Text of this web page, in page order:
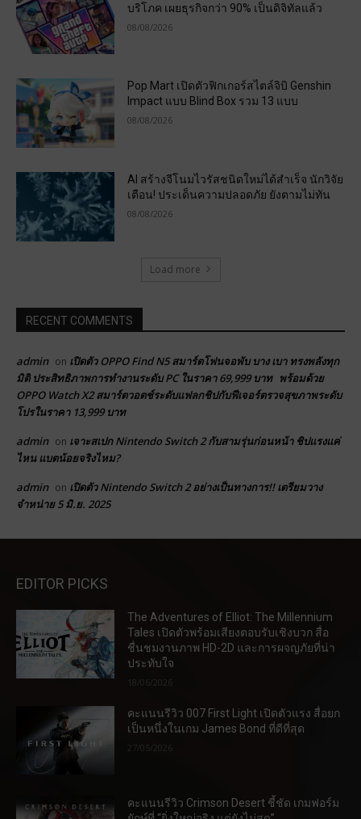
บริโภค เผยธุรกิจกว่า 90% เป็นดิจิทัลแล้ว
08/08/2026
Pop Mart เปิดตัวฟิกเกอร์สไตล์จิบิ Genshin
Impact แบบ Blind Box รวม 13 แบบ
08/08/2026
AI สร้างจีโนมไวรัสชนิดใหม่ได้สำเร็จ นักวิจัย
เตือน! ประเด็นความปลอดภัย ยังตามไม่ทัน
08/08/2026
Load more
RECENT COMMENTS
admin on เปิดตัว OPPO Find N5 สมาร์ตโฟนจอพับ บาง เบา ทรงพลังทุก
มิติ ประสิทธิภาพการทำงานระดับ PC ในราคา 69,999 บาท พร้อมด้วย
OPPO Watch X2 สมาร์ตวอตช์ระดับแฟลกชิปกับฟีเจอร์ตรวจสุขภาพระดับ
โปรในราคา 13,999 บาท
admin on เจาะสเปก Nintendo Switch 2 กับสามรุ่นก่อนหน้า ชิปแรงแค่
ไหน แบตน้อยจริงไหม?
admin on เปิดตัว Nintendo Switch 2 อย่างเป็นทางการ!! เตรียมวาง
จำหน่าย 5 มิ.ย. 2025
EDITOR PICKS
The Adventures of Elliot: The Millennium
Tales เปิดตัวพร้อมเสียงตอบรับเชิงบวก สื่อ
ชื่นชมงานภาพ HD-2D และการผจญภัยที่น่า
ประทับใจ
18/06/2026
คะแนนรีวิว 007 First Light เปิดตัวแรง สื่อยก
เป็นหนึ่งในเกม James Bond ที่ดีที่สุด
27/05/2026
คะแนนรีวิว Crimson Desert ชี้ชัด เกมฟอร์ม